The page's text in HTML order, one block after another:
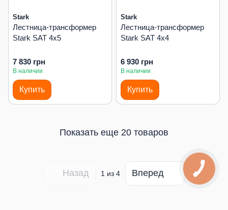
Stark
Лестница-трансформер
Stark SAT 4х5
7 830 грн
В наличии
Купить
Stark
Лестница-трансформер
Stark SAT 4х4
6 930 грн
В наличии
Купить
Показать еще 20 товаров
Назад 1 из 4 Вперед